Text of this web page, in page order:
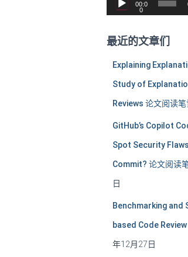
放
器
00:0
0
最近的文章们
Explaining
Study of
Reviews 论文阅读笔
GitHub’s Copilot
Spot Security
Commit? 论文阅读
日
Benchmarking and
based Code
年12月27日